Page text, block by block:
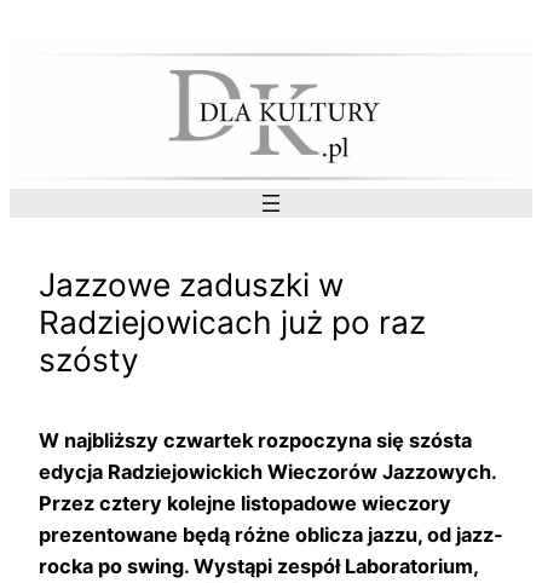
Jazzowe zaduszki w
Radziejowicach już po raz
szósty
W najbliższy czwartek rozpoczyna się szósta
edycja Radziejowickich Wieczorów Jazzowych.
Przez cztery kolejne listopadowe wieczory
prezentowane będą różne oblicza jazzu, od jazz-
rocka po swing. Wystąpi zespół Laboratorium,